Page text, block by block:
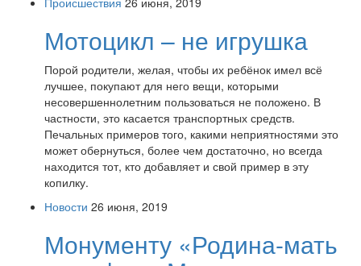
Мотоцикл – не игрушка
Порой родители, желая, чтобы их ребёнок имел всё
лучшее, покупают для него вещи, которыми
несовершеннолетним пользоваться не положено. В
частности, это касается транспортных средств.
Печальных примеров того, какими неприятностями это
может обернуться, более чем достаточно, но всегда
находится тот, кто добавляет и свой пример в эту
копилку.
Новости 26 июня, 2019
Монументу «Родина-мать